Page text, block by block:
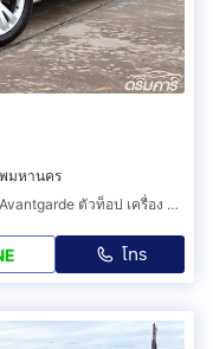
มหานคร
รถเก๋งเบนซ์มือสอง Benz C230 W204 ปี 2010 Avantgarde ตัวท็อป เครื่อง 2.5 แรง คุ้มค่าที่สุดในราคาไม่ถึงสามแสน (รหัสสินค้า DGGD)
โทร